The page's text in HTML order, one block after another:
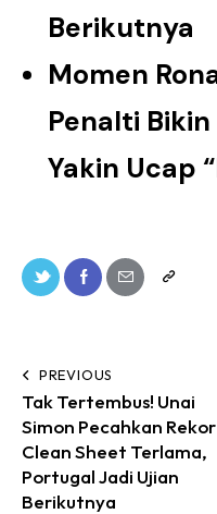
Berikutnya
Momen
Penalti
Yakin Ucap
PREVIOUS
Tak Tertembus! Unai
Simon Pecahkan Rekor
Clean Sheet Terlama,
Portugal Jadi Ujian
Berikutnya